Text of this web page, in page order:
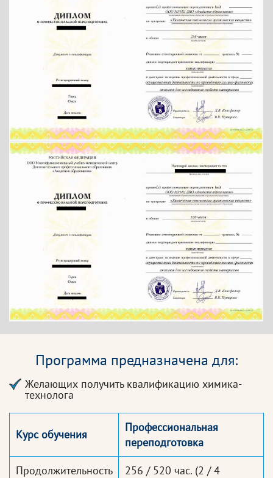
Программа предназначена для:
Желающих получить квалификацию химика-
технолога
Курс обучения
Профессиональная
переподготовка
Продолжительность
256 / 520 час. (2 / 4